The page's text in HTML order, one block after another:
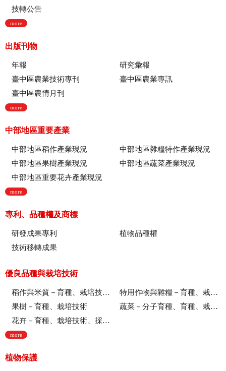
技轉公告
more
出版刊物
年報
研究彙報
臺中區農業技術專刊
臺中區農業專訊
臺中區農情月刊
more
中部地區重要產業
中部地區稻作產業現況
中部地區雜糧特作產業現況
中部地區果樹產業現況
中部地區蔬菜產業現況
中部地區重要花卉產業現況
more
專利、品種權及商標
研發成果專利
植物品種權
技術移轉成果
優良品種與栽培技術
稻作與米質－育種、栽培技術、綜合、稻米品質
特用作物與雜糧－育種、栽培技術
果樹－育種、栽培技術
蔬菜－分子育種、育種、栽培技術
花卉－育種、栽培技術、採後技術、組織培養、園藝療育、產業推廣
more
植物保護